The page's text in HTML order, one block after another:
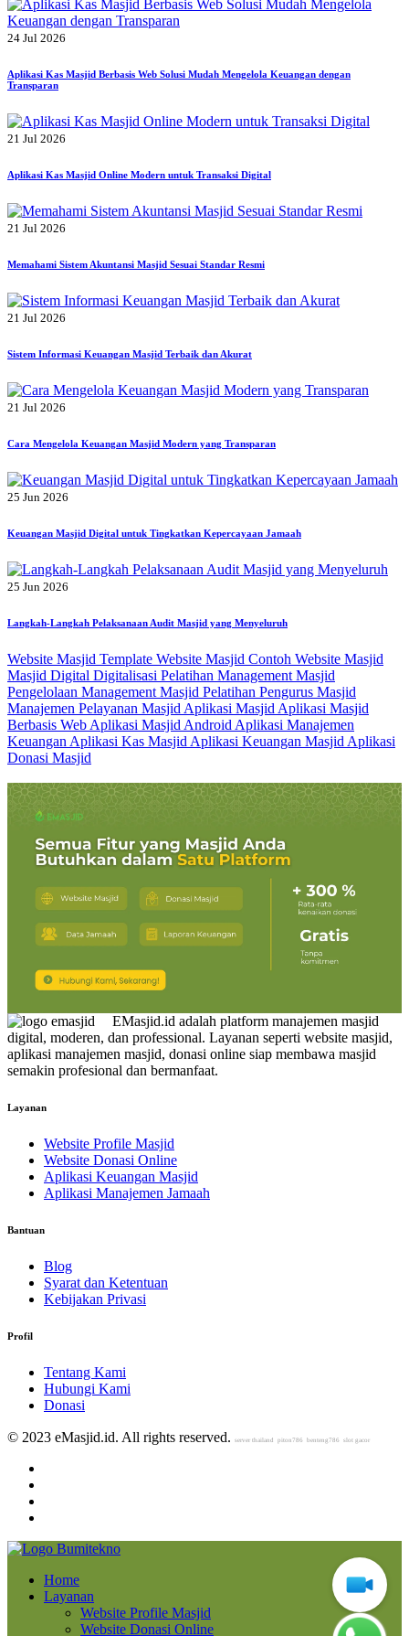
24 Jul 2026
Aplikasi Kas Masjid Berbasis Web Solusi Mudah Mengelola Keuangan dengan
Transparan
21 Jul 2026
Aplikasi Kas Masjid Online Modern untuk Transaksi Digital
21 Jul 2026
Memahami Sistem Akuntansi Masjid Sesuai Standar Resmi
21 Jul 2026
Sistem Informasi Keuangan Masjid Terbaik dan Akurat
21 Jul 2026
Cara Mengelola Keuangan Masjid Modern yang Transparan
25 Jun 2026
Keuangan Masjid Digital untuk Tingkatkan Kepercayaan Jamaah
25 Jun 2026
Langkah-Langkah Pelaksanaan Audit Masjid yang Menyeluruh
Website Masjid Template Website Masjid Contoh Website Masjid
Masjid Digital Digitalisasi Pelatihan Management Masjid
Pengelolaan Management Masjid Pelatihan Pengurus Masjid
Manajemen Pelayanan Masjid Aplikasi Masjid Aplikasi Masjid
Berbasis Web Aplikasi Masjid Android Aplikasi Manajemen
Keuangan Aplikasi Kas Masjid Aplikasi Keuangan Masjid Aplikasi
Donasi Masjid
EMasjid.id adalah platform manajemen masjid
digital, moderen, dan professional. Layanan seperti website masjid,
aplikasi manajemen masjid, donasi online siap membawa masjid
semakin profesional dan bermanfaat.
Layanan
Website Profile Masjid
Website Donasi Online
Aplikasi Keuangan Masjid
Aplikasi Manajemen Jamaah
Bantuan
Blog
Syarat dan Ketentuan
Kebijakan Privasi
Profil
Tentang Kami
Hubungi Kami
Donasi
© 2023 eMasjid.id. All rights reserved. server thailand piton786 benteng786 slot gacor
Home
Layanan
Website Profile Masjid
Website Donasi Online